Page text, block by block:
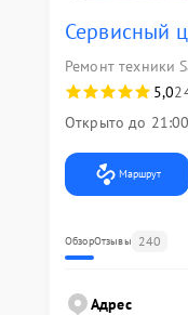
Сервисный
Ремонт техники
5,0
Открыто до 21:00
Маршрут
ОбзорОтзывы 240
Адрес